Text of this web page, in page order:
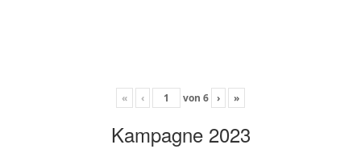
« ‹ von 6 › »
Kampagne 2023